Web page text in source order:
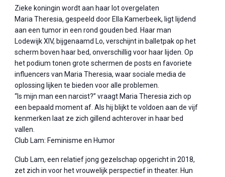
Zieke koningin wordt aan haar lot overgelaten
Maria Theresia, gespeeld door Ella Kamerbeek, ligt lijdend
aan een tumor in een rond gouden bed. Haar man
Lodewijk XIV, bijgenaamd Lo, verschijnt in balletpak op het
scherm boven haar bed, onverschillig voor haar lijden. Op
het podium tonen grote schermen de posts en favoriete
influencers van Maria Theresia, waar sociale media de
oplossing lijken te bieden voor alle problemen.
“Is mijn man een narcist?” vraagt Maria Theresia zich op
een bepaald moment af. Als hij blijkt te voldoen aan de vijf
kenmerken laat ze zich gillend achterover in haar bed
vallen.
Club Lam: Feminisme en Humor
Club Lam, een relatief jong gezelschap opgericht in 2018,
zet zich in voor het vrouwelijk perspectief in theater. Hun